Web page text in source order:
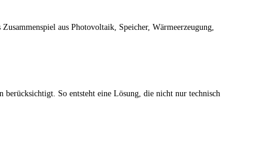
aus Photovoltaik, Speicher, Wärmeerzeugung,
So entsteht eine Lösung, die nicht nur technisch